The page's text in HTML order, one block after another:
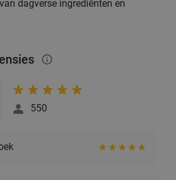
dagverse ingrediënten en
info_outlined
550